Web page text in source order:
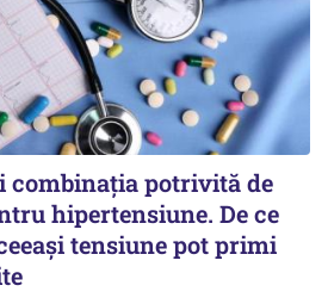
combinația potrivită de
hipertensiune. De ce
tensiune pot primi